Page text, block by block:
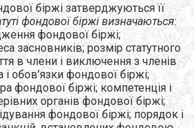
біржі затверджуються її
фондової біржі визначаються:
фондової біржі;
засновників; розмір статутного
в члени і виключення з членів
обов’язки фондової біржі;
фондової біржі; компетенція і
органів фондової біржі;
фондової біржі; порядок і